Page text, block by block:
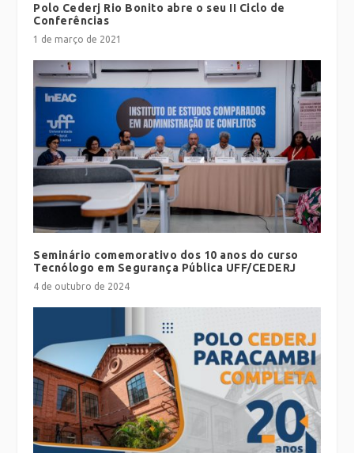
Polo Cederj Rio Bonito abre o seu II Ciclo de
Conferências
1 de março de 2021
Seminário comemorativo dos 10 anos do curso
Tecnólogo em Segurança Pública UFF/CEDERJ
4 de outubro de 2024